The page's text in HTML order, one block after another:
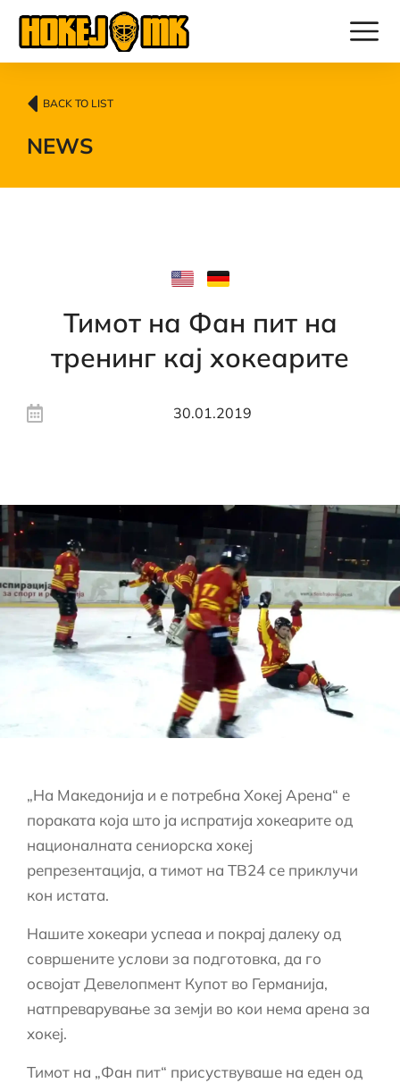
BACK TO LIST
NEWS
Тимот на Фан пит на
тренинг кај хокеарите
30.01.2019
„На Македонија и е потребна Хокеј Арена“ е
пораката која што ја испратија хокеарите од
националната сениорска хокеј
репрезентација, а тимот на ТВ24 се приклучи
кон истата.
Нашите хокеари успеаа и покрај далеку од
совршените услови за подготовка, да го
освојат Девелопмент Купот во Германија,
натпреварување за земји во кои нема арена за
хокеј.
Тимот на „Фан пит“ присуствуваше на еден од